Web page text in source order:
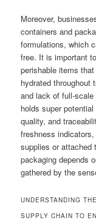
Moreover,
containers and
formulations, which
free. It is important
perishable items
hydrated throughout
and lack of full-
holds super
quality, and
freshness
supplies or attached
packaging depends
gathered by the
UNDERSTANDING
SUPPLY CHAIN TO